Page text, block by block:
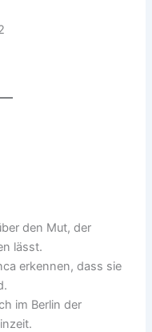
den Mut, der
lässt.
erkennen, dass sie
im Berlin der